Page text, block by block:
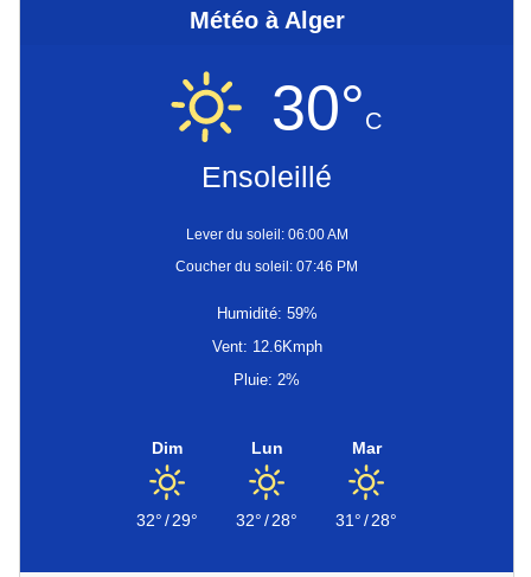
Météo à Alger
30°C
Ensoleillé
Lever du soleil: 06:00 AM
Coucher du soleil: 07:46 PM
Humidité: 59%
Vent: 12.6Kmph
Pluie: 2%
Dim
32°/29°
Lun
32°/28°
Mar
31°/28°